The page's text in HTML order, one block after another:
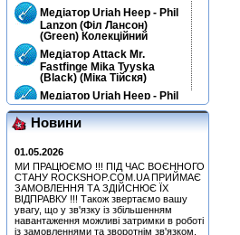
Медіатор Uriah Heep - Phil
Lanzon (Філ Лансон)
(Green) Колекційний
Медіатор Attack Mr.
Fastfinge Mika Tyyska
(Black) (Міка Тійскя)
Медіатор Uriah Heep - Phil
Lanzon (Філ Лансон) (Blue)
Колекційний
From The Film More (OST)
Медіатор Uriah Heep - Phil
Lanzon (Філ Лансон)
(Yellow) Колекційний
Quatro, Suzi - Freedom
(CD)
Новини
01.05.2026
МИ ПРАЦЮЄМО !!! ПІД ЧАС ВОЄННОГО
СТАНУ ROCKSHOP.COM.UA ПРИЙМАЄ
ЗАМОВЛЕННЯ ТА ЗДІЙСНЮЄ ЇХ
ВІДПРАВКУ !!! Також звертаємо вашу
увагу, що у зв'язку із збільшенням
навантаження можливі затримки в роботі
із замовленнями та зворотнім зв'язком,